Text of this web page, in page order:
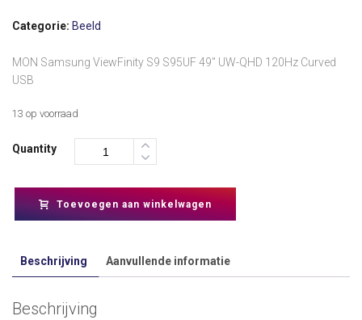
Categorie: Beeld
MON Samsung ViewFinity S9 S95UF 49″ UW-QHD 120Hz Curved
USB
13 op voorraad
Quantity
Toevoegen aan winkelwagen
Beschrijving Aanvullende informatie
Beschrijving